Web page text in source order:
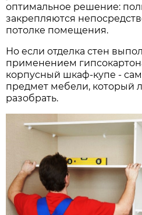
оптимальное решение:
закрепляются
потолке помещения.
Но если отделка стен
применением
корпусный шкаф-купе -
предмет мебели, который
разобрать.